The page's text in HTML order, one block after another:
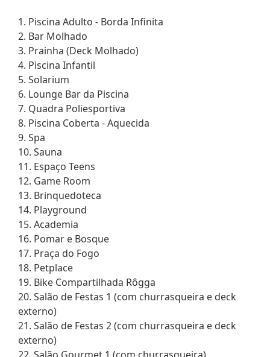
1. Piscina Adulto - Borda Infinita
2. Bar Molhado
3. Prainha (Deck Molhado)
4. Piscina Infantil
5. Solarium
6. Lounge Bar da Piscina
7. Quadra Poliesportiva
8. Piscina Coberta - Aquecida
9. Spa
10. Sauna
11. Espaço Teens
12. Game Room
13. Brinquedoteca
14. Playground
15. Academia
16. Pomar e Bosque
17. Praça do Fogo
18. Petplace
19. Bike Compartilhada Rôgga
20. Salão de Festas 1 (com churrasqueira e deck
externo)
21. Salão de Festas 2 (com churrasqueira e deck
externo)